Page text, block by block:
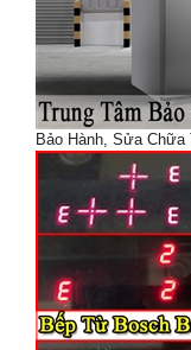
Bảo Hành, Sửa Chữa